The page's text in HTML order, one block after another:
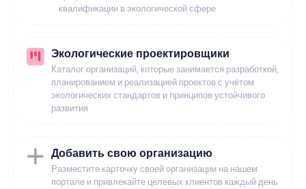
квалификации в экологической сфере
Экологические проектировщики
Каталог организаций, которые занимается разработкой,
планированием и реализацией проектов с учётом
экологических стандартов и принципов устойчивого
развития
Добавить свою организацию
Разместите карточку своей организации на нашем
портале и привлекайте целевых клиентов каждый день